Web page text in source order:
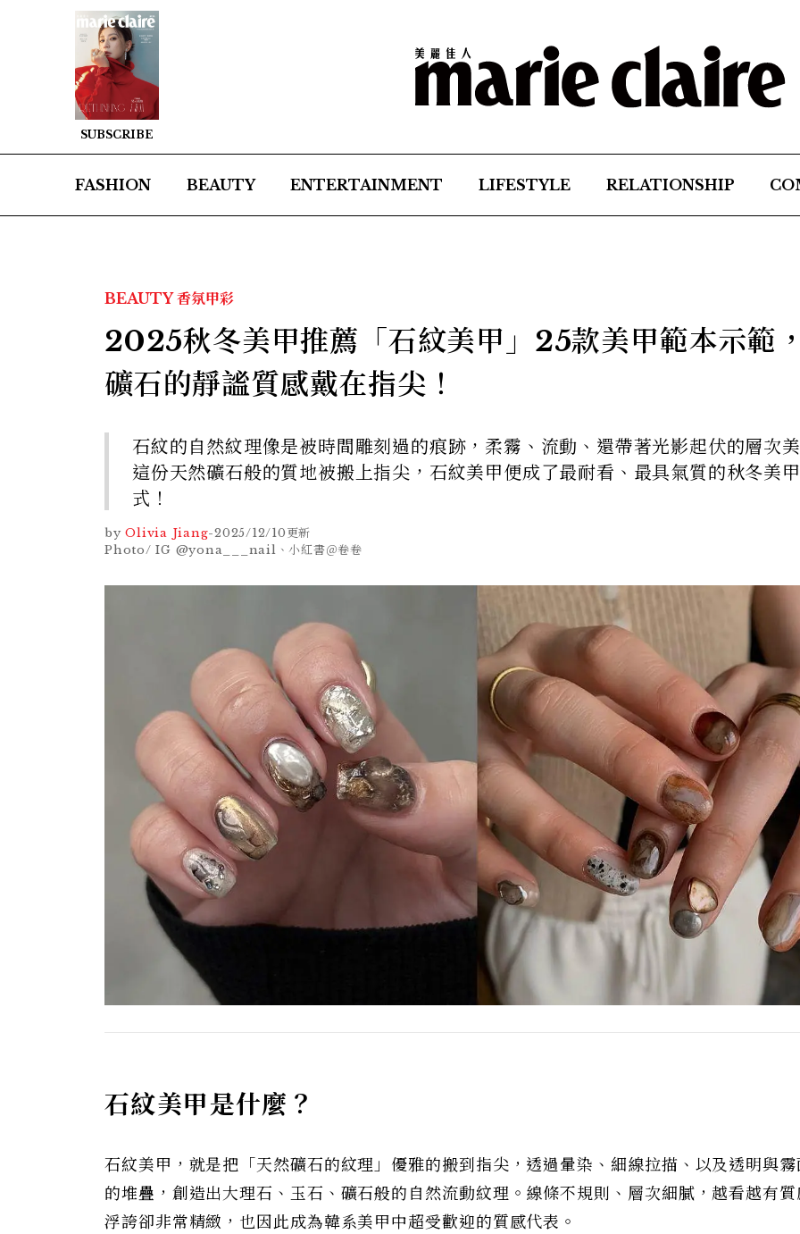
SUBSCRIBE
FASHION BEAUTY ENTERTAINMENT LIFESTYLE RELATIONSHIP
BEAUTY 香氛甲彩
2025秋冬美甲推薦「石紋美甲」25款美甲範本示範
礦石的靜謐質感戴在指尖！
石紋的自然紋理像是被時間雕刻過的痕跡，柔霧、流動、還帶著光影起伏的層次
這份天然礦石般的質地被搬上指尖，石紋美甲便成了最耐看、最具氣質的秋冬美
式！
by Olivia Jiang-2025/12/10更新
Photo/ IG @yona___nail、小紅書＠卷卷
石紋美甲是什麼？
石紋美甲，就是把「天然礦石的紋理」優雅的搬到指尖，透過暈染、細線拉描、以及透明與
的堆疊，創造出大理石、玉石、礦石般的自然流動紋理。線條不規則、層次細膩，越看越有
浮誇卻非常精緻，也因此成為韓系美甲中超受歡迎的質感代表。